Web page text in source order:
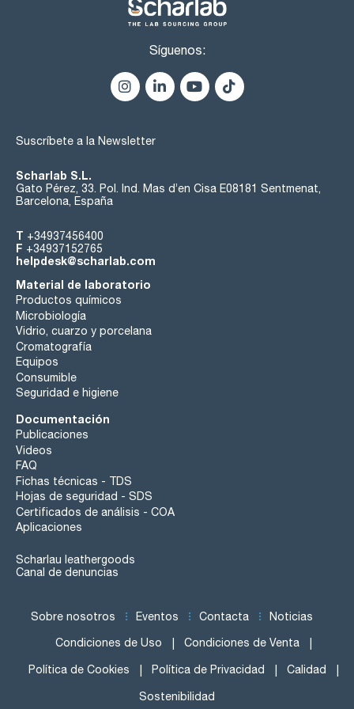
Síguenos:
Suscríbete a la Newsletter
Scharlab S.L.
Gato Pérez, 33. Pol. Ind. Mas d’en Cisa E08181 Sentmenat,
Barcelona, España
T +34937456400
F +34937152765
helpdesk@scharlab.com
Material de laboratorio
Productos químicos
Microbiología
Vidrio, cuarzo y porcelana
Cromatografía
Equipos
Consumible
Seguridad e higiene
Documentación
Publicaciones
Videos
FAQ
Fichas técnicas - TDS
Hojas de seguridad - SDS
Certificados de análisis - COA
Aplicaciones
Scharlau leathergoods
Canal de denuncias
Sobre nosotros Eventos Contacta Noticias
Condiciones de Uso Condiciones de Venta
Política de Cookies Política de Privacidad Calidad
Sostenibilidad